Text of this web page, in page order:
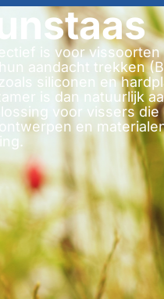
is voor
aandacht trekken
siliconen en
is dan natuurlijk
voor vissers
en